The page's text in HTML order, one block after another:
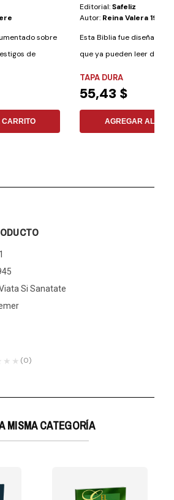
sobre
de
Editorial:Safeliz
Autor: Reina Valera 1995
Esta Biblia fue diseñada
que ya pueden leer de
TAPA DURA
55,43 $
AGREGAR AL
Si Sanatate
(0)
MISMA CATEGORÍA